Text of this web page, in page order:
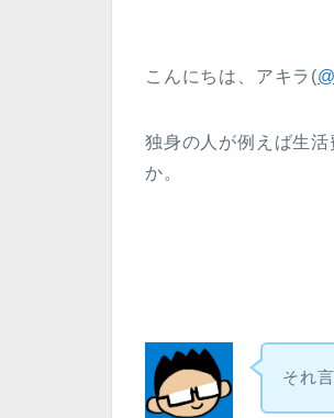
こんにちは、アキラ(
独身の人が例えば生
か。
それ